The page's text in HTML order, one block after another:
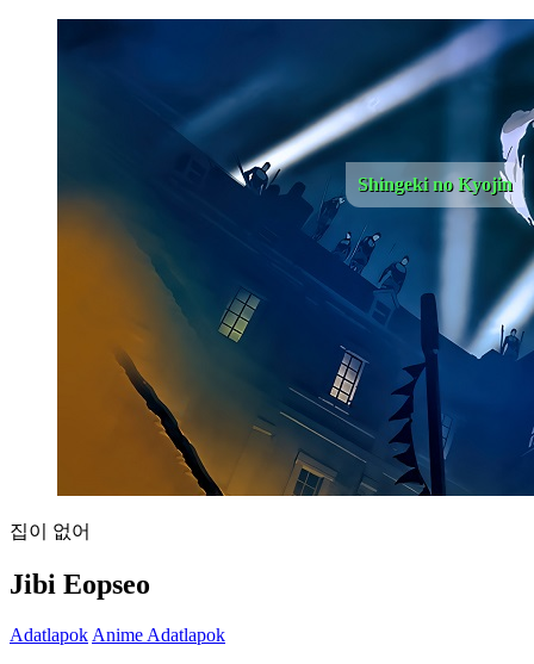
Shingeki no Kyojin
집이 없어
Jibi Eopseo
Adatlapok Anime Adatlapok